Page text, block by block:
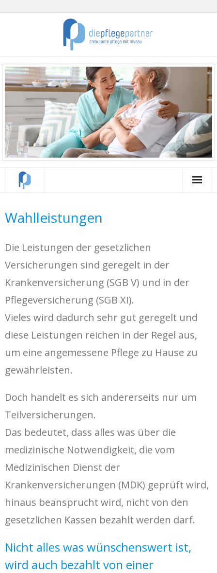
LEISTUNGEN
UNTERNEHMEN
KONTAKT
JOB
Wahlleistungen
Die Leistungen der gesetzlichen
Versicherungen sind geregelt in der
Krankenversicherung (SGB V) und in der
Pflegeversicherung (SGB XI).
Vieles wird dadurch sehr gut geregelt und
diese Leistungen reichen in der Regel aus,
um eine angemessene Pflege zu Hause zu
gewährleisten.
Doch handelt es sich andererseits nur um
Teilversicherungen.
Das bedeutet, dass alles was über die
medizinische Notwendigkeit, die vom
Medizinischen Dienst der
Krankenversicherungen (MDK) geprüft wird,
hinaus beansprucht wird, nicht von den
gesetzlichen Kassen bezahlt werden darf.
Nicht alles was wünschenswert ist,
wird auch bezahlt von einer